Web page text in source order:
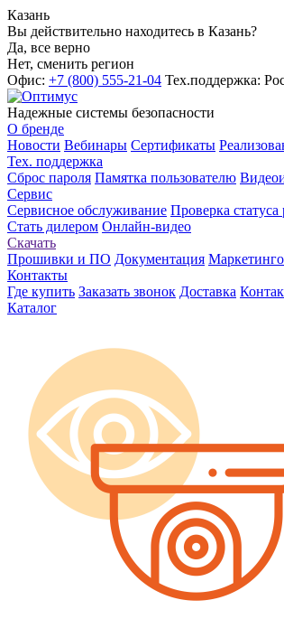
Казань
Вы действительно находитесь в Казань?
Да, все верно
Нет, сменить регион
Офис: +7 (800) 555-21-04 Тех.поддержка:
Надежные системы безопасности
О бренде
Новости Вебинары Сертификаты
Тех. поддержка
Сброс пароля Памятка пользователю
Сервис
Сервисное обслуживание Проверка статуса
Стать дилером Онлайн-видео
Скачать
Прошивки и ПО Документация
Контакты
Где купить Заказать звонок Доставка
Каталог